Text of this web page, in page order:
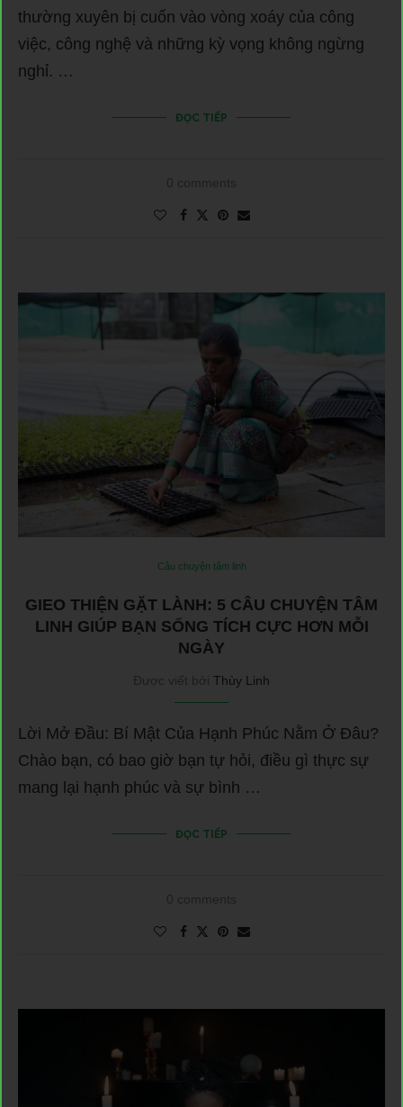
thường xuyên bị cuốn vào vòng xoáy của công
việc, công nghệ và những kỳ vọng không ngừng
nghỉ. …
ĐỌC TIẾP
0 comments
Câu chuyện tâm linh
GIEO THIỆN GẶT LÀNH: 5 CÂU CHUYỆN TÂM
LINH GIÚP BẠN SỐNG TÍCH CỰC HƠN MỖI
NGÀY
Được viết bởi Thùy Linh
Lời Mở Đầu: Bí Mật Của Hạnh Phúc Nằm Ở Đâu?
Chào bạn, có bao giờ bạn tự hỏi, điều gì thực sự
mang lại hạnh phúc và sự bình …
ĐỌC TIẾP
0 comments